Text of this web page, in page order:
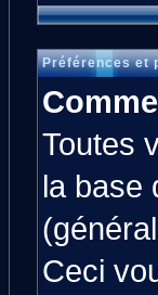
Préférences et
Toutes
la base
Ceci